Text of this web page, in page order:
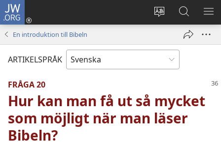
JW.ORG
Ändra
webbplatsens
Logga
fönster)
Sök
på
jw.org
En introduktion till Bibeln
ARTIKELSPRÅK
FRÅGA 20
Hur kan man få ut så mycket
som möjligt när man läser
Bibeln?